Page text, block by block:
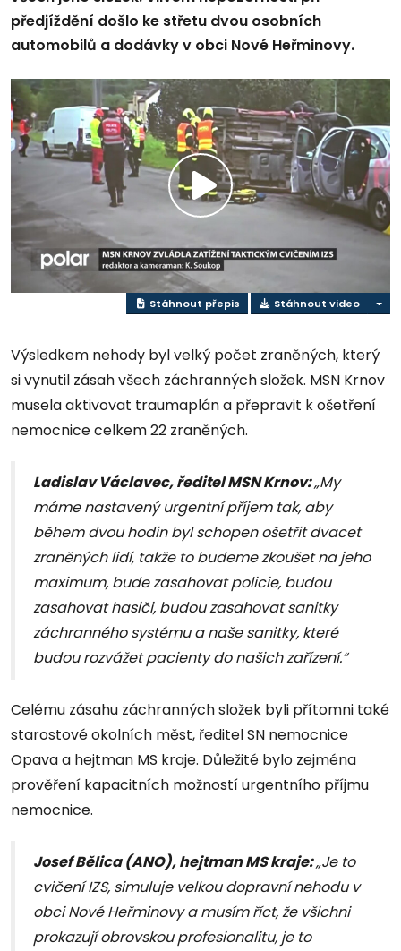
předjíždění došlo ke střetu dvou osobních
automobilů a dodávky v obci Nové Heřminovy.
Přehrát
video
Stáhnout přepis Stáhnout video
Výsledkem nehody byl velký počet zraněných, který
si vynutil zásah všech záchranných složek. MSN Krnov
musela aktivovat traumaplán a přepravit k ošetření
nemocnice celkem 22 zraněných.
Ladislav Václavec, ředitel MSN Krnov:„My
máme nastavený urgentní příjem tak, aby
během dvou hodin byl schopen ošetřit dvacet
zraněných lidí, takže to budeme zkoušet na jeho
maximum, bude zasahovat policie, budou
zasahovat hasiči, budou zasahovat sanitky
záchranného systému a naše sanitky, které
budou rozvážet pacienty do našich zařízení.“
Celému zásahu záchranných složek byli přítomni také
starostové okolních měst, ředitel SN nemocnice
Opava a hejtman MS kraje. Důležité bylo zejména
prověření kapacitních možností urgentního příjmu
nemocnice.
Josef Bělica (ANO), hejtman MS kraje:„Je to
cvičení IZS, simuluje velkou dopravní nehodu v
obci Nové Heřminovy a musím říct, že všichni
prokazují obrovskou profesionalitu, je to